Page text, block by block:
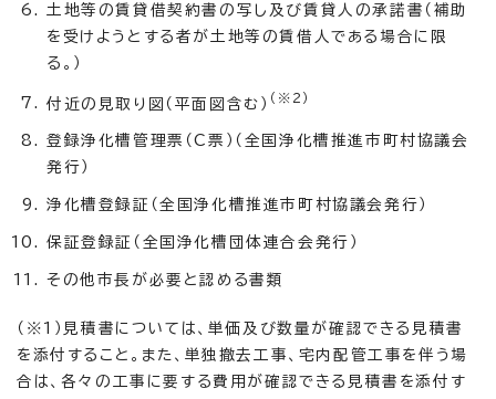
土地等の賃貸借契約書の写し及び賃貸人の承諾書（補助
を受けようとする者が土地等の賃借人である場合に限
る。）
付近の見取り図（平面図含む） （※2）
登録浄化槽管理票（C票）（全国浄化槽推進市町村協議会
発行）
浄化槽登録証（全国浄化槽推進市町村協議会発行）
保証登録証（全国浄化槽団体連合会発行）
その他市長が必要と認める書類
（※1）見積書については、単価及び数量が確認できる見積書
を添付すること。また、単独撤去工事、宅内配管工事を伴う場
合は、各々の工事に要する費用が確認できる見積書を添付す